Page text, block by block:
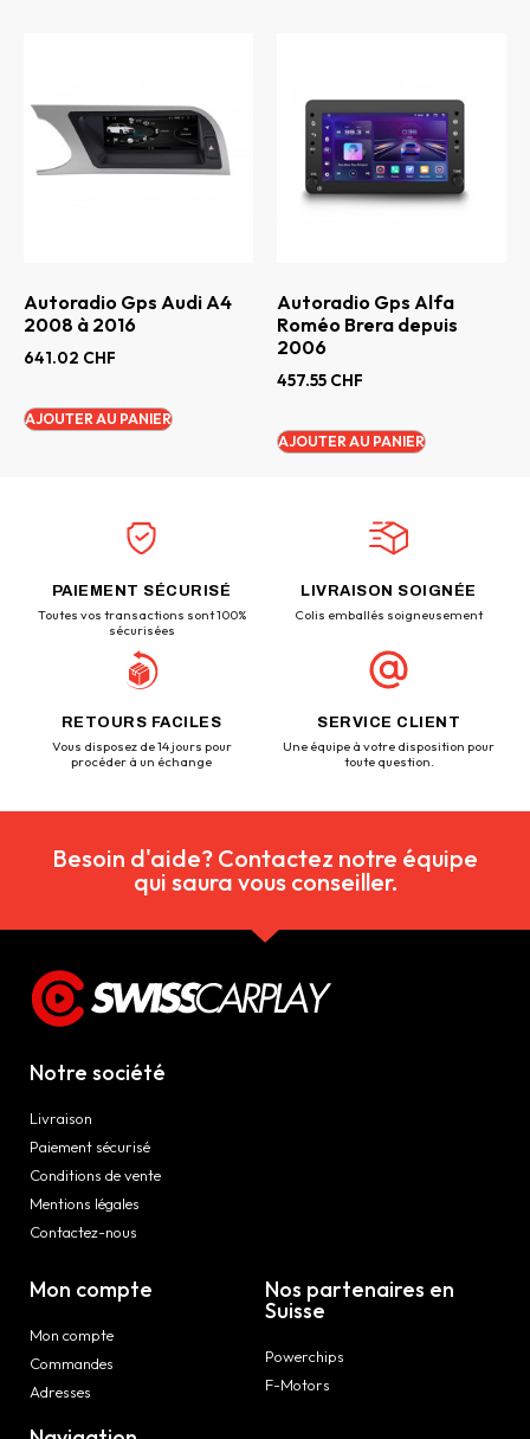
Autoradio Gps Audi A4
2008 à 2016
641.02 CHF
AJOUTER AU PANIER
Autoradio Gps Alfa
Roméo Brera depuis
2006
457.55 CHF
AJOUTER AU PANIER
PAIEMENT SÉCURISÉ
Toutes vos transactions sont 100%
sécurisées
LIVRAISON SOIGNÉE
Colis emballés soigneusement
RETOURS FACILES
Vous disposez de 14 jours pour
procéder à un échange
SERVICE CLIENT
Une équipe à votre disposition pour
toute question.
Besoin d'aide? Contactez notre équipe
qui saura vous conseiller.
Notre société
Livraison
Paiement sécurisé
Conditions de vente
Mentions légales
Contactez-nous
Mon compte
Mon compte
Commandes
Adresses
Nos partenaires en
Suisse
Powerchips
F-Motors